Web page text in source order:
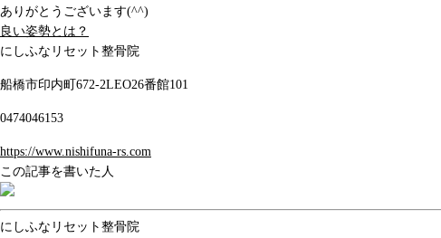
ありがとうございます(^^)
良い姿勢とは？
にしふなリセット整骨院
船橋市印内町672-2LEO26番館101
0474046153
https://www.nishifuna-rs.com
この記事を書いた人
にしふなリセット整骨院